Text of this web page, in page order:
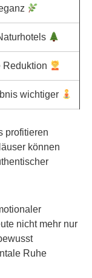
Reduktion
wichtiger
profitieren
können
nicht mehr nur
Ruhe